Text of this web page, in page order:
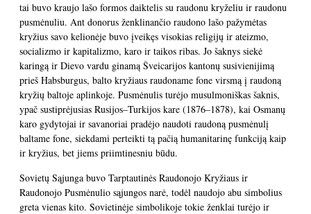
tai buvo kraujo lašo formos daiktelis su raudonu kryželiu ir raudonu
pusmėnuliu. Ant donorus ženklinančio raudono lašo pažymėtas
kryžius savo kelionėje buvo įveikęs visokias religijų ir ateizmo,
socializmo ir kapitalizmo, karo ir taikos ribas. Jo šaknys siekė
karingą ir Dievo vardu ginamą Šveicarijos kantonų susivienijimą
prieš Habsburgus, balto kryžiaus raudoname fone virsmą į raudoną
kryžių baltoje aplinkoje. Pusmėnulis turėjo musulmoniškas šaknis,
ypač sustiprėjusias Rusijos–Turkijos kare (1876–1878), kai Osmanų
karo gydytojai ir savanoriai pradėjo naudoti raudoną pusmėnulį
baltame fone, siekdami perteikti tą pačią humanitarinę funkciją kaip
ir kryžius, bet jiems priimtinesniu būdu.
Sovietų Sąjunga buvo Tarptautinės Raudonojo Kryžiaus ir
Raudonojo Pusmėnulio sąjungos narė, todėl naudojo abu simbolius
greta vienas kito. Sovietinėje simbolikoje tokie ženklai turėjo ir